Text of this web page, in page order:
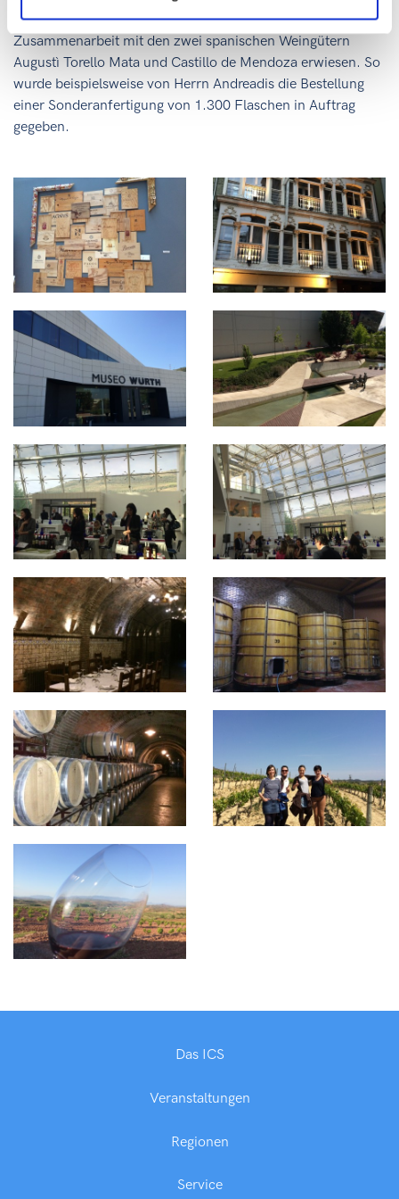
Reise hat sich bereits durch den Einkauf und die
Zusammenarbeit mit den zwei spanischen Weingütern
Augustì Torello Mata und Castillo de Mendoza erwiesen. So
wurde beispielsweise von Herrn Andreadis die Bestellung
einer Sonderanfertigung von 1.300 Flaschen in Auftrag
gegeben.
Das ICS
Veranstaltungen
Regionen
Service